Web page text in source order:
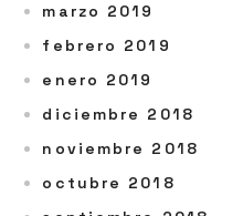
marzo 2019
febrero 2019
enero 2019
diciembre 2018
noviembre 2018
octubre 2018